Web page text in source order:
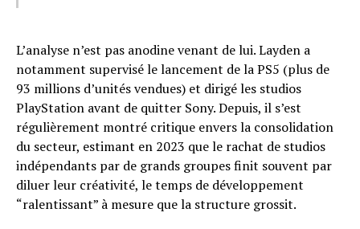
L’analyse n’est pas anodine venant de lui. Layden a
notamment supervisé le lancement de la PS5 (plus de
93 millions d’unités vendues) et dirigé les studios
PlayStation avant de quitter Sony. Depuis, il s’est
régulièrement montré critique envers la consolidation
du secteur, estimant en 2023 que le rachat de studios
indépendants par de grands groupes finit souvent par
diluer leur créativité, le temps de développement
“ralentissant” à mesure que la structure grossit.